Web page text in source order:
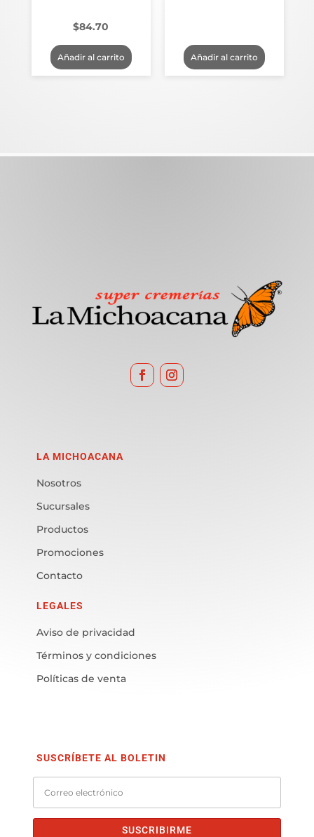
$84.70
Añadir al carrito Añadir al carrito
LA MICHOACANA
Nosotros
Sucursales
Productos
Promociones
Contacto
LEGALES
Aviso de privacidad
Términos y condiciones
Políticas de venta
SUSCRÍBETE AL BOLETIN
SUSCRIBIRME